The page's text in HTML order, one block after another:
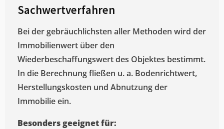
Sachwertverfahren
Bei der gebräuchlichsten aller Methoden wird der
Immobilienwert über den
Wiederbeschaffungswert des Objektes bestimmt.
In die Berechnung fließen u. a. Bodenrichtwert,
Herstellungskosten und Abnutzung der
Immobilie ein.
Besonders geeignet für: